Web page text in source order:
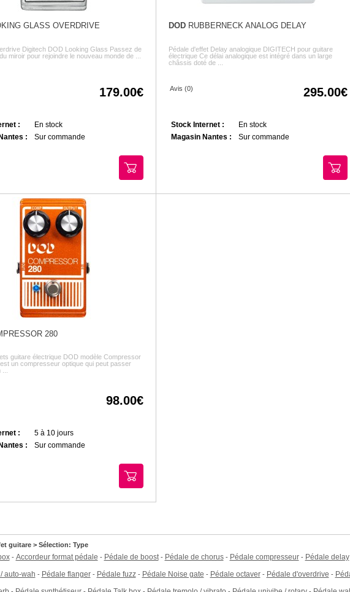
GLASS OVERDRIVE
Digitech DOD Looking Glass Passez de
miroir pour rejoindre le nouveau monde de ...
179.00
:
En stock
:
Sur commande
DODRUBBERNECK ANALOG DELAY
Pédale d'effet Delay analogique DIGITECH pour guitare
électrique Ce délai analogique est intégré dans un large
châssis doté de ...
Avis (0) 295.00
Stock Internet :
En stock
Magasin Nantes :
Sur commande
280
guitare électrique DOD modèle Compressor
un compresseur optique qui peut passer
...
98.00
:
5 à 10 jours
:
Sur commande
guitare > Sélection: Type
- Accordeur format pédale - Pédale de boost- Pédale de chorus- Pédale compresseur- Pédale delay
auto-wah - Pédale flanger- Pédale fuzz- Pédale Noise gate - Pédale octaver- Pédale d'overdrive -